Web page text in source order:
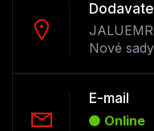
Dodavatel
Nové
E-mail
Online